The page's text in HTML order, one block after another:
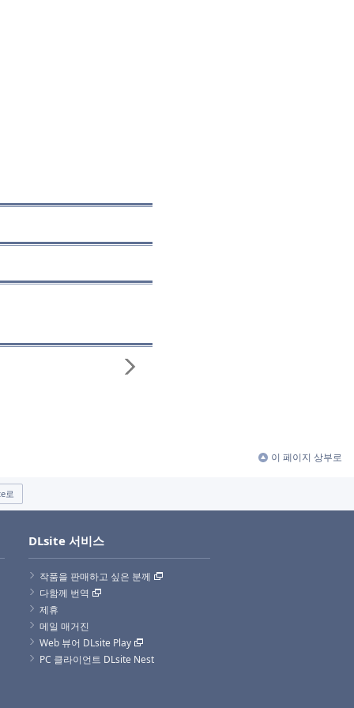
이 페이지 상부로
로
DLsite 서비스
작품을 판매하고 싶은 분께
다함께 번역
제휴
메일 매거진
Web 뷰어 DLsite Play
PC 클라이언트 DLsite Nest